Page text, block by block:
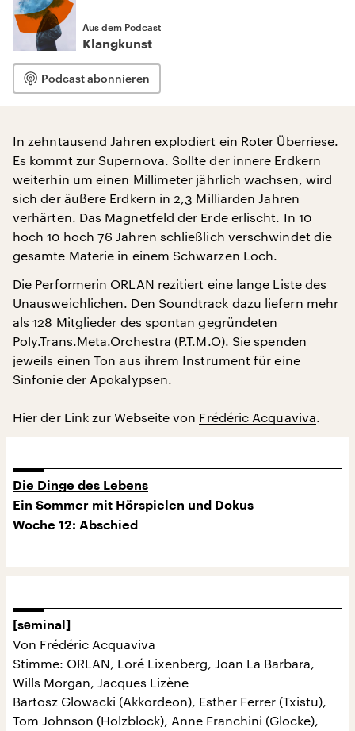
Aus dem Podcast
Klangkunst
Podcast abonnieren
In zehntausend Jahren explodiert ein Roter Überriese.
Es kommt zur Supernova. Sollte der innere Erdkern
weiterhin um einen Millimeter jährlich wachsen, wird
sich der äußere Erdkern in 2,3 Milliarden Jahren
verhärten. Das Magnetfeld der Erde erlischt. In 10
hoch 10 hoch 76 Jahren schließlich verschwindet die
gesamte Materie in einem Schwarzen Loch.
Die Performerin ORLAN rezitiert eine lange Liste des
Unausweichlichen. Den Soundtrack dazu liefern mehr
als 128 Mitglieder des spontan gegründeten
Poly.Trans.Meta.Orchestra (P.T.M.O). Sie spenden
jeweils einen Ton aus ihrem Instrument für eine
Sinfonie der Apokalypsen.
Hier der Link zur Webseite von Frédéric Acquaviva.
Die Dinge des Lebens
Ein Sommer mit Hörspielen und Dokus
Woche 12: Abschied
[səminal]
Von Frédéric Acquaviva
Stimme: ORLAN, Loré Lixenberg, Joan La Barbara,
Wills Morgan, Jacques Lizène
Bartosz Glowacki (Akkordeon), Esther Ferrer (Txistu),
Tom Johnson (Holzblock), Anne Franchini (Glocke),